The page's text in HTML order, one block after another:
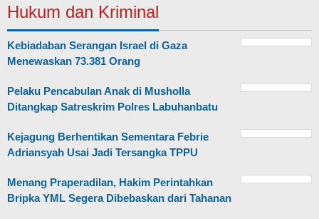
Hukum dan Kriminal
Kebiadaban Serangan Israel di Gaza
Menewaskan 73.381 Orang
Pelaku Pencabulan Anak di Musholla
Ditangkap Satreskrim Polres Labuhanbatu
Kejagung Berhentikan Sementara Febrie
Adriansyah Usai Jadi Tersangka TPPU
Menang Praperadilan, Hakim Perintahkan
Bripka YML Segera Dibebaskan dari Tahanan